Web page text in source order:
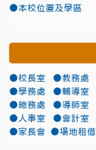
●本校位置及學區
●校長室
●教務處
●學務處
●輔導室
●總務處
●導師室
●人事室
●會計室
●家長會
●場地租借